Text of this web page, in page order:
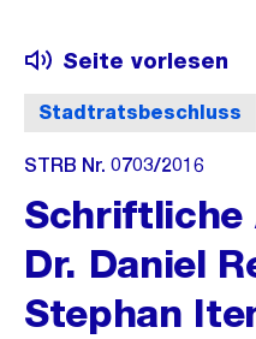
Stadtratsbeschluss
Seite vorlesen
STRB Nr. 0703/2016
Schriftliche
Dr. Daniel
Stephan